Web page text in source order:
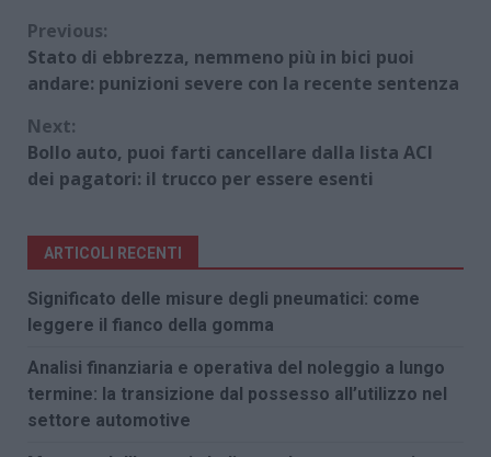
Continue
Reading
Previous:
Stato di ebbrezza, nemmeno più in bici puoi
andare: punizioni severe con la recente sentenza
Next:
Bollo auto, puoi farti cancellare dalla lista ACI
dei pagatori: il trucco per essere esenti
ARTICOLI RECENTI
Significato delle misure degli pneumatici: come
leggere il fianco della gomma
Analisi finanziaria e operativa del noleggio a lungo
termine: la transizione dal possesso all’utilizzo nel
settore automotive